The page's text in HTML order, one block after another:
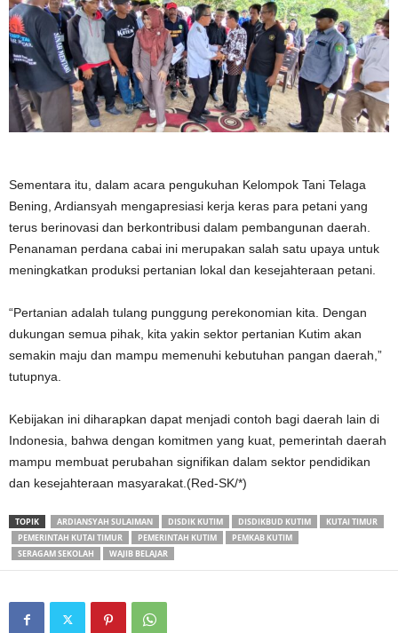
Sementara itu, dalam acara pengukuhan Kelompok Tani Telaga
Bening, Ardiansyah mengapresiasi kerja keras para petani yang
terus berinovasi dan berkontribusi dalam pembangunan daerah.
Penanaman perdana cabai ini merupakan salah satu upaya untuk
meningkatkan produksi pertanian lokal dan kesejahteraan petani.
“Pertanian adalah tulang punggung perekonomian kita. Dengan
dukungan semua pihak, kita yakin sektor pertanian Kutim akan
semakin maju dan mampu memenuhi kebutuhan pangan daerah,”
tutupnya.
Kebijakan ini diharapkan dapat menjadi contoh bagi daerah lain di
Indonesia, bahwa dengan komitmen yang kuat, pemerintah daerah
mampu membuat perubahan signifikan dalam sektor pendidikan
dan kesejahteraan masyarakat.(Red-SK/*)
TOPIK ARDIANSYAH SULAIMAN DISDIK KUTIM DISDIKBUD KUTIM
KUTAI TIMUR
PEMERINTAH KUTAI TIMUR
PEMERINTAH KUTIM
PEMKAB KUTIM
SERAGAM SEKOLAH
WAJIB BELAJAR